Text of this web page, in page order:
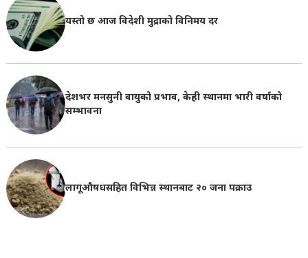
यस्तो छ आज विदेशी मुद्राको विनिमय दर
देशभर मनसुनी वायुको प्रभाव, केही स्थानमा भारी वर्षाको
सम्भावना
लागूऔषधसहित विभिन्न स्थानबाट २० जना पक्राउ